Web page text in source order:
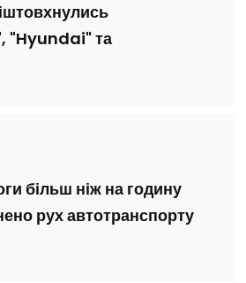
"Hyundai" та
більш ніж на годину
рух автотранспорту